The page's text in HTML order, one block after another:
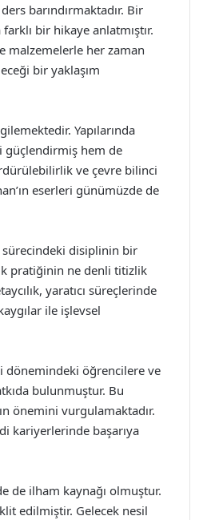
barındırmaktadır. Bir
bir hikaye anlatmıştır.
malzemelerle her zaman
bir yaklaşım
Yapılarında
güçlendirmiş hem de
ve çevre bilinci
eserleri günümüzde de
sürecindeki disiplinin bir
pratiğinin ne denli titizlik
yaratıcı süreçlerinde
ile işlevsel
dönemindeki öğrencilere ve
bulunmuştur. Bu
önemini vurgulamaktadır.
kariyerlerinde başarıya
de ilham kaynağı olmuştur.
edilmiştir. Gelecek nesil